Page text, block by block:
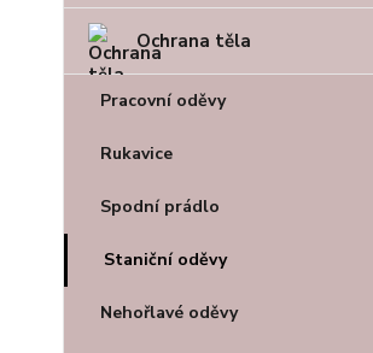
Ochrana těla
Pracovní oděvy
Rukavice
Spodní prádlo
Staniční oděvy
Nehořlavé oděvy